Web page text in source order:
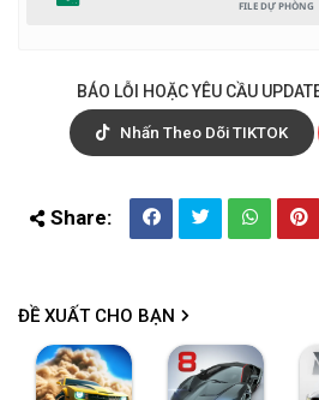
Thể hiện phong cách đua xe độc
thỏa sức sáng tạo và tùy chỉnh hình
bạn. Trộn và kết hợp quần áo và
của bạn tỏa sáng khi bạn thống trị
Chuẩn bị cho những pha hành
đầy phấn khích trong Asphalt 8.
bầu trời khi bạn lao vào những
hiện những cú lăn thùng ngoạn
BÁO LỖI HOẶC YÊU CẦU
Nhấn Theo Dõi TIKTOK
ĐỀ XUẤT CHO BẠN